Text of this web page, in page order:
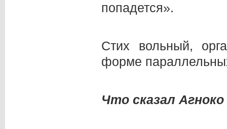
попадется».
Стих вольный,
форме
Что сказал